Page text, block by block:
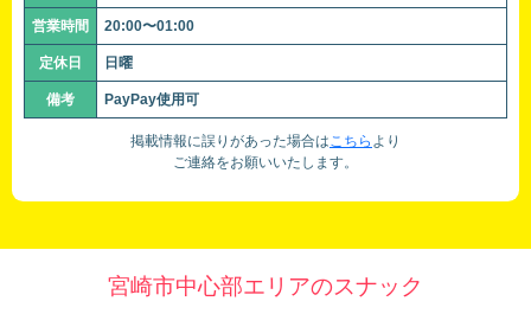
営業時間 20:00〜01:00
定休日 日曜
備考 PayPay使用可
掲載情報に誤りがあった場合はこちら より
ご連絡をお願いいたします。
宮崎市中心部エリアのスナック